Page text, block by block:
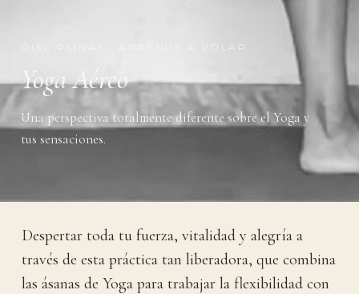
DISCIPLINAS · APRENDE A VOLAR
Yoga Aéreo
Una perspectiva totalmente diferente sobre el Yoga y
tus sensaciones.
Despertar toda tu fuerza, vitalidad y alegría a
través de esta práctica tan liberadora, que combina
las ásanas de Yoga para trabajar la flexibilidad con